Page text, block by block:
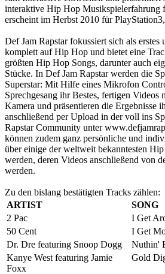
interaktive Hip Hop Musikspielerfahrung
erscheint im Herbst 2010 für PlayStation3,
Def Jam Rapstar fokussiert sich als
komplett auf Hip Hop und bietet eine
größten Hip Hop Songs, darunter auch
Stücke. In Def Jam Rapstar werden die
Superstar: Mit Hilfe eines Mikrofon
Sprechgesang ihr Bestes, fertigen Videos
Kamera und präsentieren die Ergebnisse
anschließend per Upload in der voll ins
Rapstar Community unter
können zudem ganz persönliche und
über einige der weltweit bekanntesten
werden, deren Videos anschließend von
werden.
Zu den bislang bestätigten Tracks zählen:
ARTIST
SONG
2 Pac
I Get
50 Cent
I Get
Dr. Dre featuring Snoop Dogg
Nuthin'
Kanye West featuring Jamie
Foxx
Gold